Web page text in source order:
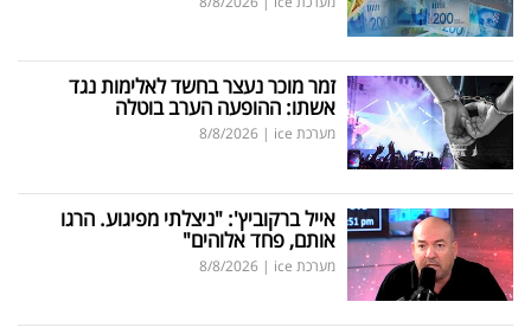
זמר מוכר נעצר בחשד לאלימות נגד
אשתו: ההופעה הערב בוטלה
מערכת ice |
8/8/2026
אייל ברקוביץ': "ניצלתי מפיגוע. הרגו
אותם, פחד אלוהים"
מערכת ice |
8/8/2026